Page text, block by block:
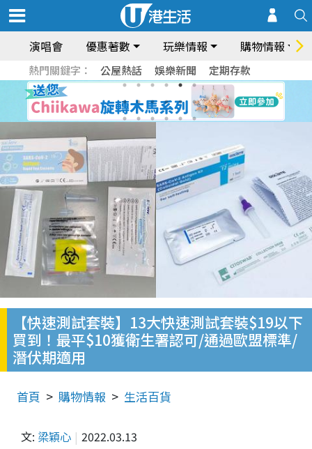
演唱會 優惠著數 玩樂情報 購物情報
熱門關鍵字： 公屋熱話 娛樂新聞 定期存款
【快速測試套裝】13大快速測試套裝$19以下
買到！最平$10獲衛生署認可/通過歐盟標準/
潛伏期適用
首頁 購物情報 生活百貨
文: 梁穎心 2022.03.13